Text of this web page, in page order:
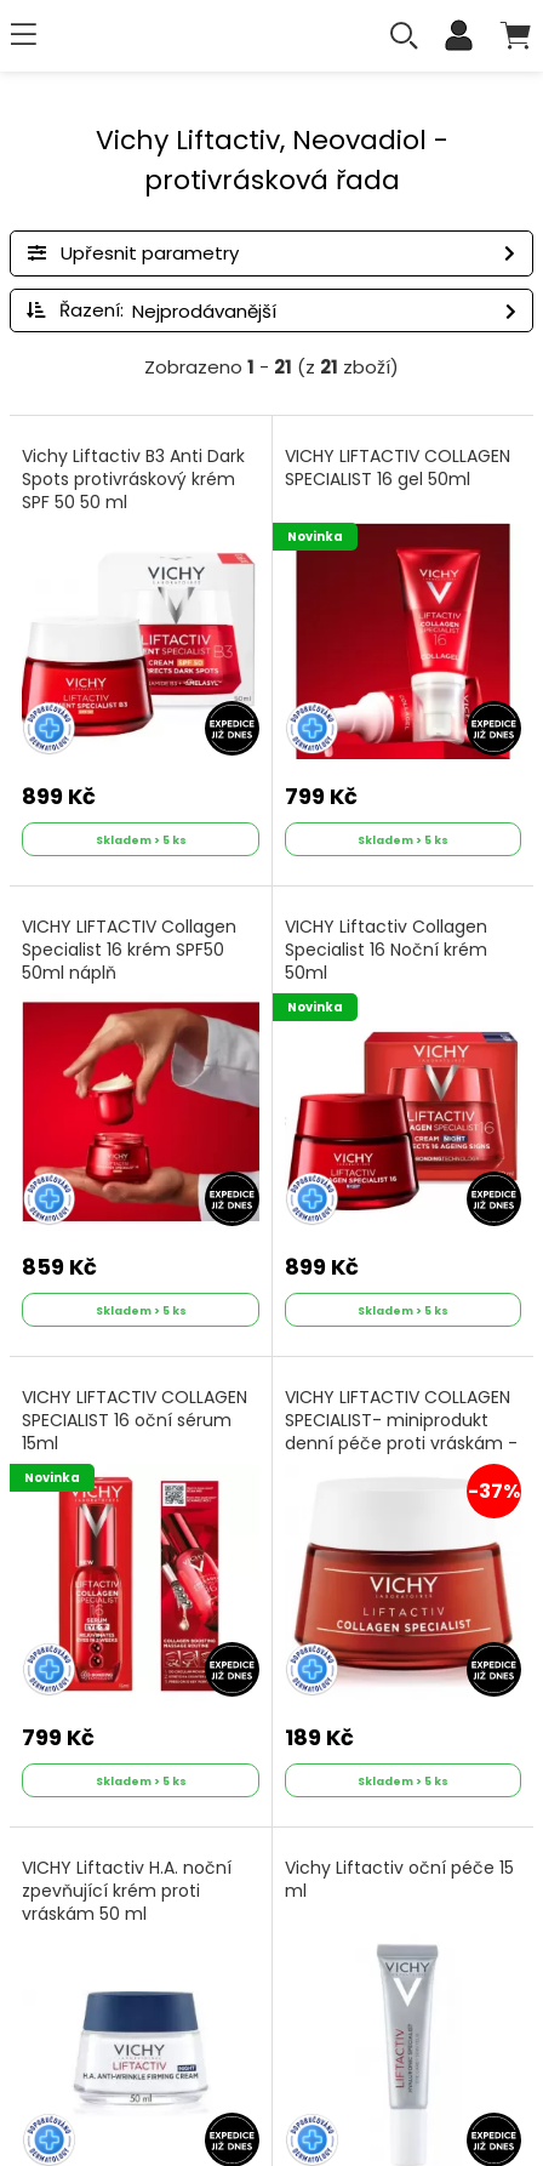
Vichy Liftactiv, Neovadiol -
protivrásková řada
Upřesnit parametry
Řazení:
Zobrazeno 1 - 21 (z 21 zboží)
Vichy Liftactiv B3 Anti Dark
Spots protivráskový krém
SPF 50 50 ml
899 Kč
Skladem > 5 ks
VICHY LIFTACTIV COLLAGEN
SPECIALIST 16 gel 50ml
Novinka
799 Kč
Skladem > 5 ks
VICHY LIFTACTIV Collagen
Specialist 16 krém SPF50
50ml náplň
859 Kč
Skladem > 5 ks
VICHY Liftactiv Collagen
Specialist 16 Noční krém
50ml
Novinka
899 Kč
Skladem > 5 ks
VICHY LIFTACTIV COLLAGEN
SPECIALIST 16 oční sérum
15ml
Novinka
799 Kč
Skladem > 5 ks
VICHY LIFTACTIV COLLAGEN
SPECIALIST- miniprodukt
denní péče proti vráskám -
-37%
189 Kč
Skladem > 5 ks
VICHY Liftactiv H.A. noční
zpevňující krém proti
vráskám 50 ml
Vichy Liftactiv oční péče 15
ml